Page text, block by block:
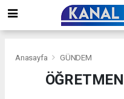
Anasayfa GÜNDEM